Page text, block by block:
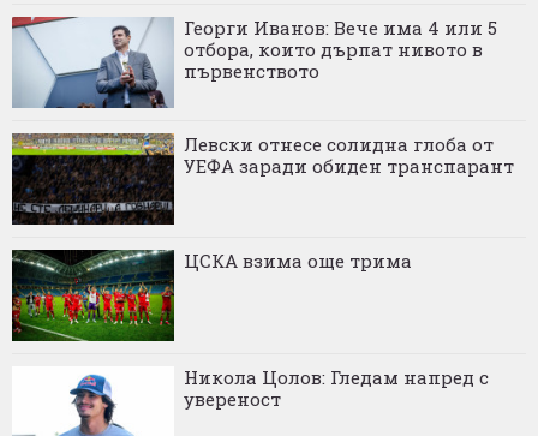
Георги Иванов: Вече има 4 или 5
отбора, които дърпат нивото в
първенството
Левски отнесе солидна глоба от
УЕФА заради обиден транспарант
ЦСКА взима още трима
Никола Цолов: Гледам напред с
увереност